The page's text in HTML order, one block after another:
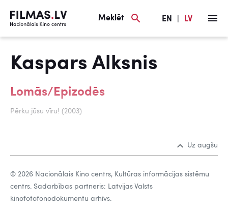
Meklēt EN LV
Kaspars Alksnis
Lomās/Epizodēs
Pērku jūsu vīru! (2003)
Uz augšu
© 2026 Nacionālais Kino centrs, Kultūras informācijas sistēmu
centrs. Sadarbības partneris: Latvijas Valsts
kinofotofonodokumentu arhīvs.